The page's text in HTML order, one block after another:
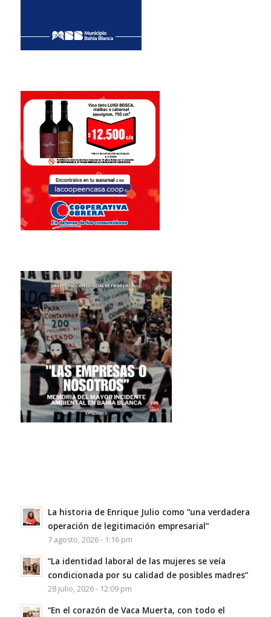
La historia de Enrique Julio como “una verdadera
operación de legitimación empresarial”
7 agosto, 2026 - 1:16 pm
“La identidad laboral de las mujeres se veía
condicionada por su calidad de posibles madres”
28 julio, 2026 - 12:09 pm
“En el corazón de Vaca Muerta, con todo el